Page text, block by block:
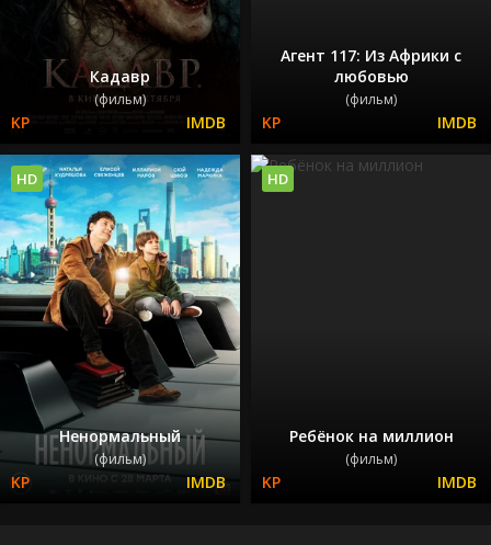
Кадавр
(фильм)
Агент 117: Из Африки с
любовью
(фильм)
Ненормальный
(фильм)
HD
Ребёнок на миллион
(фильм)
HD